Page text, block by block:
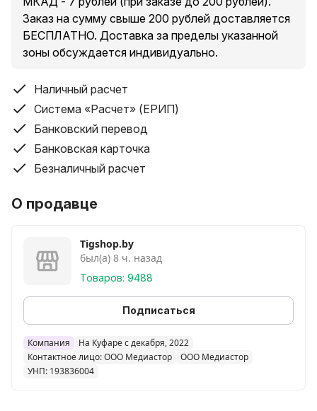
Заказ на сумму свыше 200 рублей доставляется
БЕСПЛАТНО. Доставка за пределы указанной
зоны обсуждается индивидуально.
Наличный расчет
Система «Расчет» (ЕРИП)
Банковский перевод
Банковская карточка
Безналичный расчет
О продавце
Tigshop.by
был(а) 8 ч. назад
Товаров: 9488
Подписаться
Компания
На Куфаре с декабря, 2022
Контактное лицо: ООО Медиастор
ООО Медиастор
УНП: 193836004